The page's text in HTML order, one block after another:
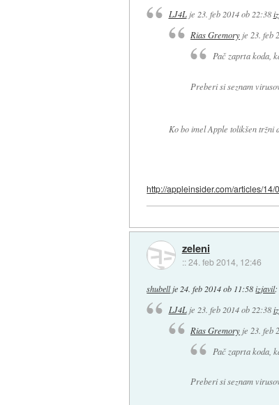
LJ4Lje 23. feb 2014 ob 22:38
Rias Gremoryje 23. feb
Pač zaprta koda,
Preberi si seznam
Ko bo imel Apple tolikšen tržni
http://appleinsider.com/articles/14/
zeleni
::24. feb 2014, 12:46
shubellje 24. feb 2014 ob 11:58 izjavil:
LJ4Lje 23. feb 2014 ob 22:38
Rias Gremoryje 23. feb
Pač zaprta koda,
Preberi si seznam